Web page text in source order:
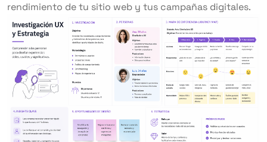
rendimiento de tu sitio web y tus campañas digitales.